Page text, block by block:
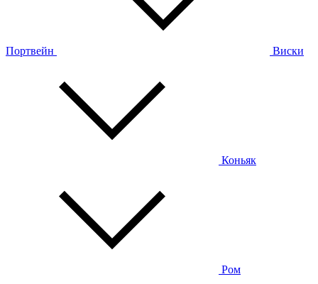
Портвейн Виски
Коньяк
Ром